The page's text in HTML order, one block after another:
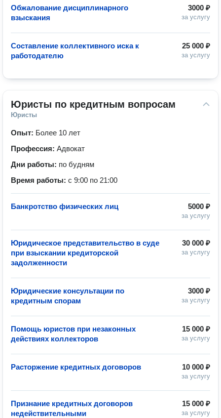
3000 ₽
за услугу
Обжалование дисциплинарного
взыскания
25 000 ₽
за услугу
Составление коллективного иска к
работодателю
Юристы по кредитным вопросам
Юристы
Опыт: Более 10 лет
Профессия: Адвокат
Дни работы: по будням
Время работы: с 9:00 по 21:00
5000 ₽
за услугу
Банкротство физических лиц
30 000 ₽
за услугу
Юридическое представительство в суде
при взыскании кредиторской
задолженности
3000 ₽
за услугу
Юридические консультации по
кредитным спорам
15 000 ₽
за услугу
Помощь юристов при незаконных
действиях коллекторов
10 000 ₽
за услугу
Расторжение кредитных договоров
15 000 ₽
за услугу
Признание кредитных договоров
недействительными